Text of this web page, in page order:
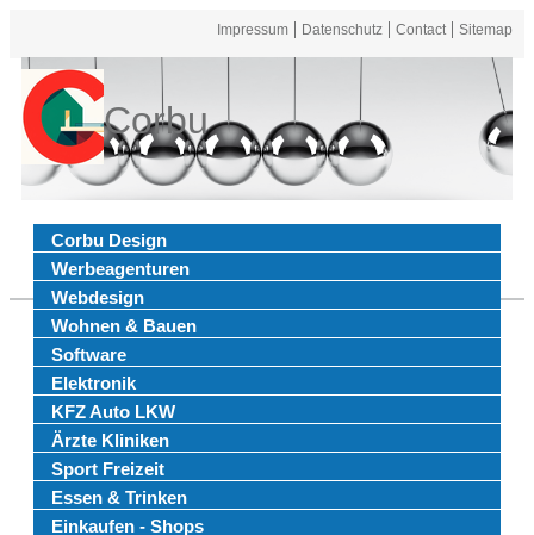
Impressum Datenschutz Contact Sitemap
Corbu
Corbu Design
Werbeagenturen
Webdesign
Wohnen & Bauen
Software
Elektronik
KFZ Auto LKW
Ärzte Kliniken
Sport Freizeit
Essen & Trinken
Einkaufen - Shops